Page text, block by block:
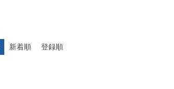
新着順 登録順